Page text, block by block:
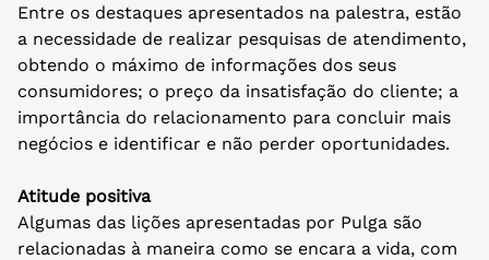
Entre os destaques apresentados na palestra, estão
a necessidade de realizar pesquisas de atendimento,
obtendo o máximo de informações dos seus
consumidores; o preço da insatisfação do cliente; a
importância do relacionamento para concluir mais
negócios e identificar e não perder oportunidades.
Atitude positiva
Algumas das lições apresentadas por Pulga são
relacionadas à maneira como se encara a vida, com